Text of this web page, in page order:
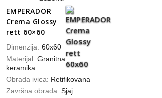
EMPERADOR
Crema Glossy
rett 60×60
Dimenzija: 60x60
Materijal: Granitna
keramika
Obrada ivica: Retifikovana
Završna obrada: Sjaj